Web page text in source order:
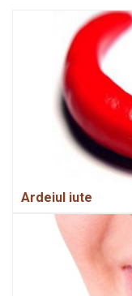
Ardeiul iute